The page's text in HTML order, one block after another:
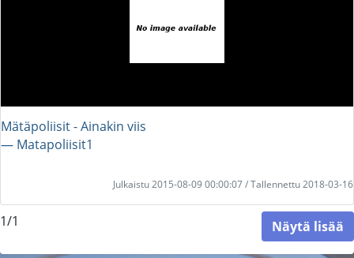
Mätäpoliisit - Ainakin viis
― Matapoliisit1
Julkaistu 2015-08-09 00:00:07 / Tallennettu 2018-03-16
1/1 Näytä lisää